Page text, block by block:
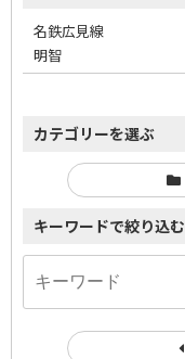
名鉄広見線
明智
カテゴリーを選ぶ
キーワードで絞り込む